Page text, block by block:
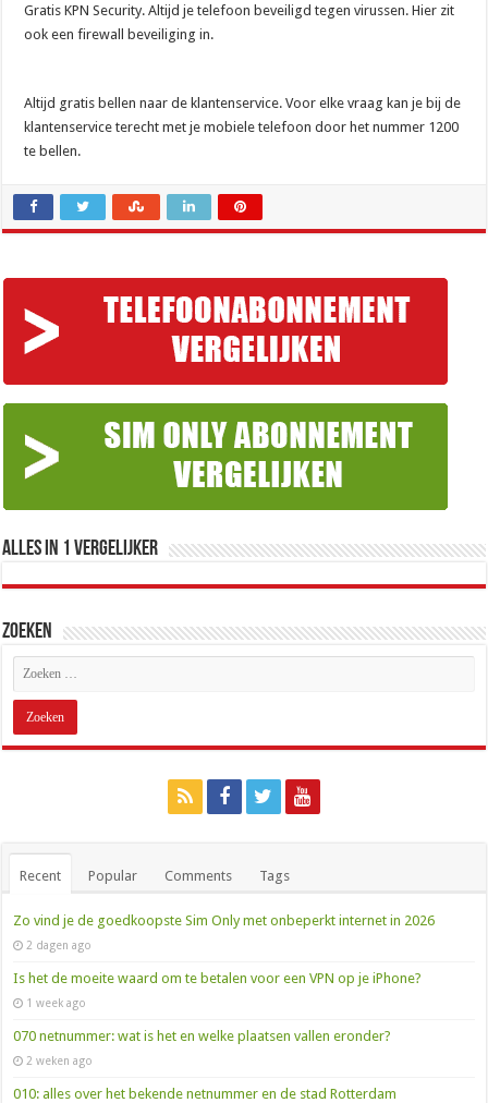
Gratis KPN Security. Altijd je telefoon beveiligd tegen virussen. Hier zit
ook een firewall beveiliging in.
Altijd gratis bellen naar de klantenservice. Voor elke vraag kan je bij de
klantenservice terecht met je mobiele telefoon door het nummer 1200
te bellen.
Alles in 1 Vergelijker
Zoeken
Recent Popular Comments Tags
Zo vind je de goedkoopste Sim Only met onbeperkt internet in 2026
2 dagen ago
Is het de moeite waard om te betalen voor een VPN op je iPhone?
1 week ago
070 netnummer: wat is het en welke plaatsen vallen eronder?
2 weken ago
010: alles over het bekende netnummer en de stad Rotterdam